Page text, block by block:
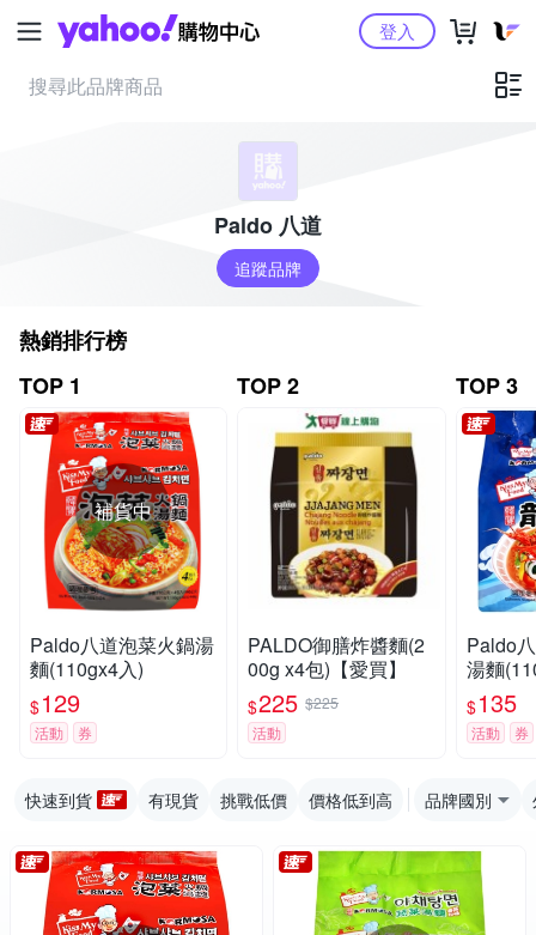
Yahoo購物中心登入
Paldo 八道
追蹤品牌
熱銷排行榜
TOP 1
補貨中
Paldo八道泡菜火鍋湯
麵(110gx4入)
$129
活動 券
TOP 2
PALDO御膳炸醬麵(2
00g x4包)【愛買】
$225 $225
活動
TOP 3
Paldo
湯麵
$135
活動 券
快速到貨 有現貨 挑戰低價 價格低到高 品牌國別